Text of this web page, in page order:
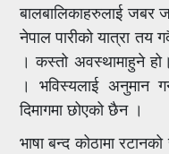
बालबालिकाहरुलाई जबर
नेपाल पारीको यात्रा तय
। कस्तो अवस्थामाहुने
। भविस्यलाई अनुमान
दिमागमा छोएको छैन ।
भाषा बन्द कोठामा